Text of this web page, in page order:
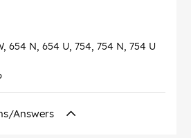
654 N, 654 U, 754, 754 N, 754 U
Answers